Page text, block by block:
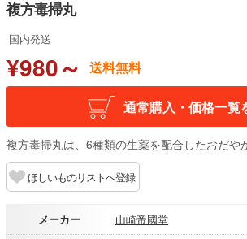
複方毒掃丸
国内発送
¥980～ 送料無料
通常購入・価格一覧
複方毒掃丸は、6種類の生薬を配合したおだや
ほしいものリストへ登録
メーカー
山崎帝國堂